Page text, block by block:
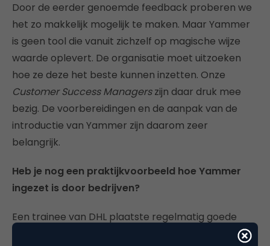
Door de eerder genoemde feedback proberen we
het zo makkelijk mogelijk te maken. Maar Yammer
is geen tool die vanuit zichzelf op magische wijze
waarde oplevert. De organisatie moet uitzoeken
hoe ze deze het beste kunnen inzetten. Onze
Customer Success Managerszijn daar druk mee
bezig. De voorbereidingen en de aanpak van de
introductie van Yammer zijn daarom zeer
belangrijk.
Heb je nog een praktijkvoorbeeld hoe Yammer
ingezet is door bedrijven?
Een trainee van DHL plaatste regelmatig goede
ideeën op Yammer. Het resultaat was dat hij door